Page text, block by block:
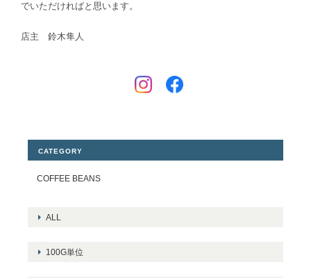
でいただければと思います。
店主 鈴木隼人
CATEGORY
COFFEE BEANS
ALL
100G単位